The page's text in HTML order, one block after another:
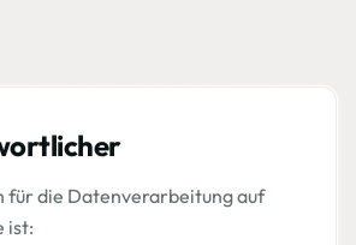
für die Datenverarbeitung auf
ist: